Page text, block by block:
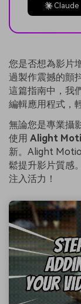
Claude
您是否想為影片
過製作震撼的顫
這篇指南中，我
編輯應用程式，
無論您是專業攝
使用 Alight
新。Alight
鬆提升影片質感
注入活力！